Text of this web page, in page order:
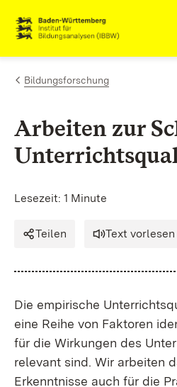
Zum Inhalt springen
Link zur Startseite
Bildungsforschung
Arbeiten zur
Lesezeit: 1 Minute
Teilen Text vorlesen
Die empirische
eine Reihe von Faktoren
für die Wirkungen des
relevant sind. Wir arbeiten
Erkenntnisse auch für die